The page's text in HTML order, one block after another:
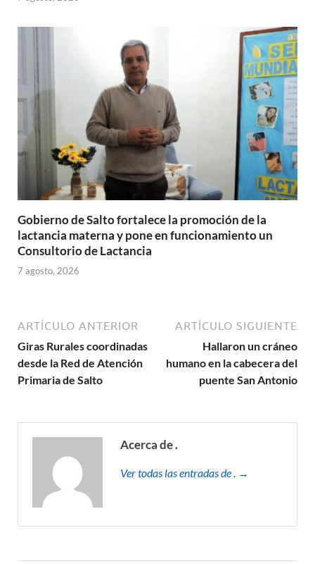
Gobierno de Salto fortalece la promoción de la
lactancia materna y pone en funcionamiento un
Consultorio de Lactancia
7 agosto, 2026
ARTÍCULO ANTERIOR
Giras Rurales coordinadas
desde la Red de Atención
Primaria de Salto
ARTÍCULO SIGUIENTE
Hallaron un cráneo
humano en la cabecera del
puente San Antonio
Acerca de .
Ver todas las entradas de . →